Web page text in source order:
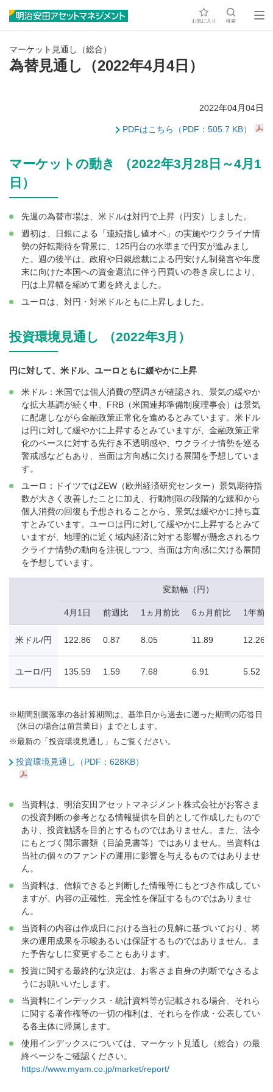
お気に入り 検索
マーケット見通し（総合）
為替見通し（2022年4月4日）
2022年04月04日
PDFはこちら（PDF：505.7 KB）
マーケットの動き （2022年3月28日～4月1
日）
先週の為替市場は、米ドルは対円で上昇（円安）しました。
週初は、日銀による「連続指し値オペ」の実施やウクライナ情
勢の好転期待を背景に、125円台の水準まで円安が進みまし
た。週の後半は、政府や日銀総裁による円安けん制発言や年度
末に向けた本国への資金還流に伴う円買いの巻き戻しにより、
円は上昇幅を縮めて週を終えました。
ユーロは、対円・対米ドルともに上昇しました。
投資環境見通し （2022年3月）
円に対して、米ドル、ユーロともに緩やかに上昇
米ドル：米国では個人消費の堅調さが確認され、景気の緩やか
な拡大基調が続く中、FRB（米国連邦準備制度理事会）は景気
に配慮しながら金融政策正常化を進めるとみています。米ドル
は円に対して緩やかに上昇するとみていますが、金融政策正常
化のペースに対する先行き不透明感や、ウクライナ情勢を巡る
警戒感などもあり、当面は方向感に欠ける展開を予想していま
す。
ユーロ：ドイツではZEW（欧州経済研究センター）景気期待指
数が大きく改善したことに加え、行動制限の段階的な緩和から
個人消費の回復も予想されることから、景気は緩やかに持ち直
すとみています。ユーロは円に対して緩やかに上昇するとみて
いますが、地理的に近く域内経済に対する影響が懸念されるウ
クライナ情勢の動向を注視しつつ、当面は方向感に欠ける展開
を予想しています。
変動幅（円）
4月1日 前週比 1ヵ月前比 6ヵ月前比 1年前比
米ドル/円 122.86 0.87 8.05 11.89 12.26
ユーロ/円 135.59 1.59 7.68 6.91 5.52
※期間別騰落率の各計算期間は、基準日から過去に遡った期間の応答日
(休日の場合は前営業日）までとします。
※最新の「投資環境見通し」もご覧ください。
投資環境見通し（PDF：628KB）
当資料は、明治安田アセットマネジメント株式会社がお客さま
の投資判断の参考となる情報提供を目的として作成したもので
あり、投資勧誘を目的とするものではありません。また、法令
にもとづく開示書類（目論見書等）ではありません。当資料は
当社の個々のファンドの運用に影響を与えるものではありませ
ん。
当資料は、信頼できると判断した情報等にもとづき作成してい
ますが、内容の正確性、完全性を保証するものではありませ
ん。
当資料の内容は作成日における当社の見解に基づいており、将
来の運用成果を示唆あるいは保証するものではありません。ま
た予告なしに変更することもあります。
投資に関する最終的な決定は、お客さま自身の判断でなさるよ
うにお願いいたします。
当資料にインデックス・統計資料等が記載される場合、それら
に関する著作権等の一切の権利は、それらを作成・公表してい
る各主体に帰属します。
使用インデックスについては、マーケット見通し（総合）の最
終ページをご確認ください。
https://www.myam.co.jp/market/report/